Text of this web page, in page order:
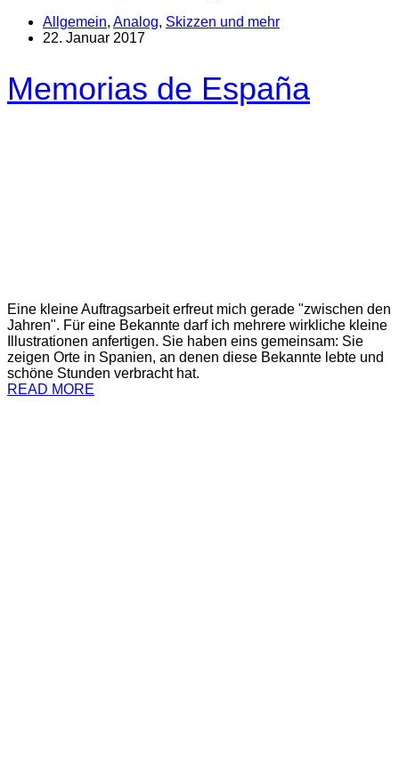
Allgemein, Analog, Skizzen und mehr
22. Januar 2017
Memorias de España
Eine kleine Auftragsarbeit erfreut mich gerade "zwischen den
Jahren". Für eine Bekannte darf ich mehrere wirkliche kleine
Illustrationen anfertigen. Sie haben eins gemeinsam: Sie
zeigen Orte in Spanien, an denen diese Bekannte lebte und
schöne Stunden verbracht hat.
READ MORE